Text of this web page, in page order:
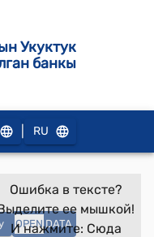
Укуктук
банкы
RU
OPEN DATA
Ошибка в тексте?
ее мышкой!
И нажмите: Сюда